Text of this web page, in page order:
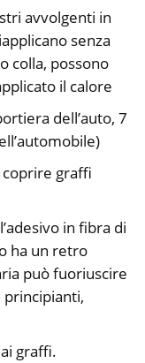
avvolgenti in
senza
colla, possono
il calore
dell’auto, 7
coprire graffi
in fibra di
ha un retro
può fuoriuscire
principianti,
graffi.